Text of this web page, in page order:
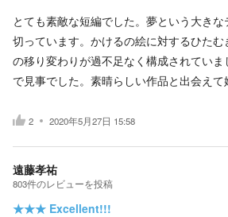
とても素敵な短編でした。夢という大き
切っています。かけるの絵に対するひた
の移り変わりが過不足なく構成されてい
で見事でした。素晴らしい作品と出会えて
2 2020年5月27日 15:58
遠藤孝祐
803件のレビューを投稿
★★★ Excellent!!!